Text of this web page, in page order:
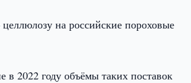
на российские пороховые
в 2022 году объёмы таких поставок